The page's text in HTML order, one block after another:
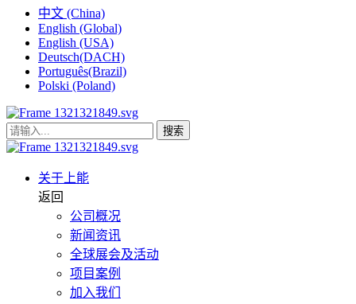
中文 (China)
English (Global)
English (USA)
Deutsch(DACH)
Português(Brazil)
Polski (Poland)
搜索
关于上能
返回
公司概况
新闻资讯
全球展会及活动
项目案例
加入我们